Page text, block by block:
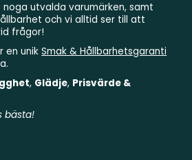
utvalda varumärken, samt
och vi alltid ser till att
frågor!
en unikSmak & Hållbarhetsgaranti
, Glädje, Prisvärde &
bästa!